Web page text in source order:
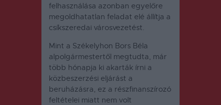
felhasználása azonban egyelőre
megoldhatatlan feladat elé állítja a
csíkszeredai városvezetést.
Mint a Székelyhon Bors Béla
alpolgármestertől megtudta, már
több hónapja ki akarták írni a
közbeszerzési eljárást a
beruházásra, ez a részfinanszírozó
feltételei miatt nem volt